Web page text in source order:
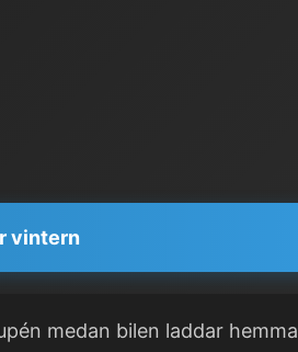
vintern
medan bilen laddar hemma